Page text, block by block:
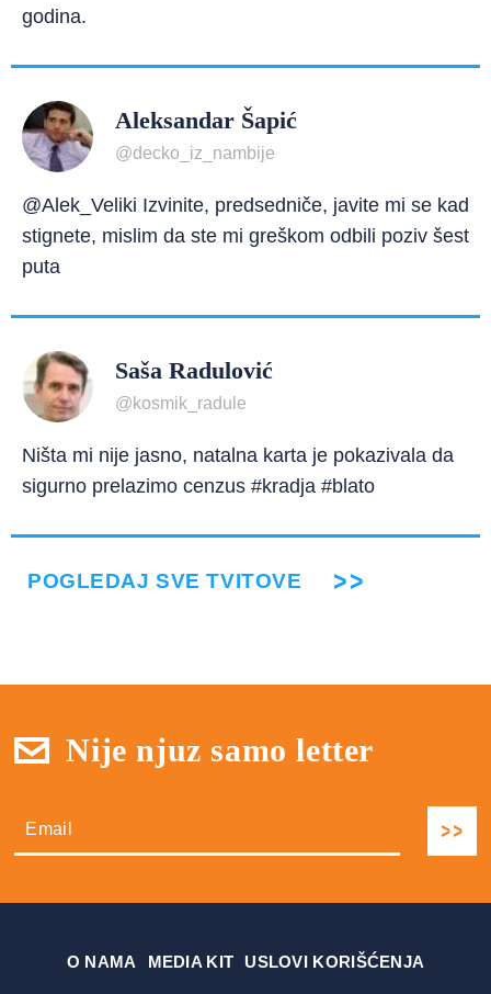
godina.
Aleksandar Šapić
@decko_iz_nambije
@Alek_Veliki Izvinite, predsedniče, javite mi se kad
stignete, mislim da ste mi greškom odbili poziv šest
puta
Saša Radulović
@kosmik_radule
Ništa mi nije jasno, natalna karta je pokazivala da
sigurno prelazimo cenzus #kradja #blato
POGLEDAJ SVE TVITOVE
Nije njuz samo letter
О NAMA MEDIA KIT USLOVI KORIŠĆENJA